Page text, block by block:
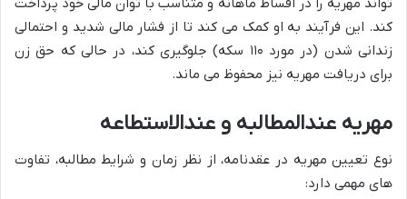
کند. این فرآیند به او کمک می کند تا از فشار مالی شدید و احتمالی
زندانی شدن (در مورد ۱۱۰ سکه) جلوگیری کند، در حالی که حق زن
برای دریافت مهریه نیز محفوظ می ماند.
مهریه عندالمطالبه و عندالاستطاعه
نوع تعیین مهریه در عقدنامه، از نظر زمان و شرایط مطالبه، تفاوت
های مهمی دارد: